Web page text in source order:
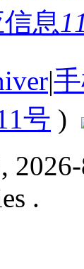
息 11
|
号 )
.